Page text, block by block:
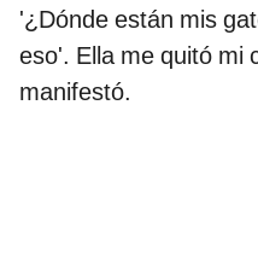
'¿Dónde están mis
eso'. Ella me quitó mi
manifestó.